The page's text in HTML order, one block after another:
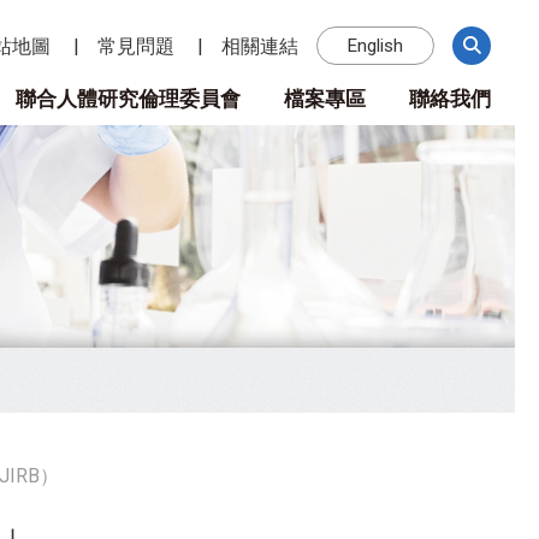
地圖 常見問題 相關連結 English
聯合人體研究倫理委員會 檔案專區 聯絡我們
）